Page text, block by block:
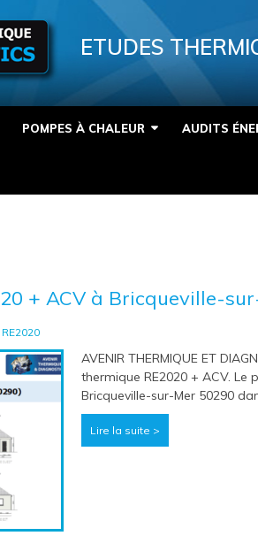
ETUDES
POMPES À CHALEUR AUDITS
+ ACV à Bricqueville-
RE2020
AVENIR THERMIQUE ET
thermique RE2020 + ACV. Le
Bricqueville-sur-Mer 50290
Lire la suite >